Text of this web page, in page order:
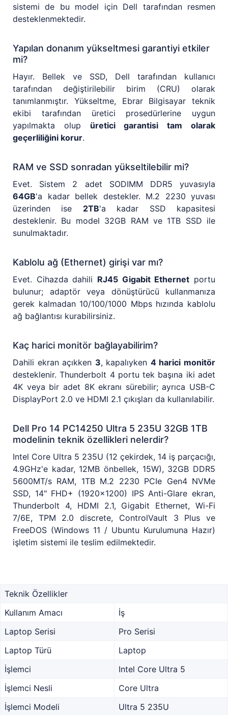
sistemi de bu model için Dell tarafından resmen
desteklenmektedir.
Yapılan donanım yükseltmesi garantiyi etkiler
mi?
Hayır. Bellek ve SSD, Dell tarafından kullanıcı
tarafından değiştirilebilir birim (CRU) olarak
tanımlanmıştır. Yükseltme, Ebrar Bilgisayar teknik
ekibi tarafından üretici prosedürlerine uygun
yapılmakta olup üretici garantisi tam olarak
geçerliliğini korur.
RAM ve SSD sonradan yükseltilebilir mi?
Evet. Sistem 2 adet SODIMM DDR5 yuvasıyla
64GB'a kadar bellek destekler. M.2 2230 yuvası
üzerinden ise 2TB'a kadar SSD kapasitesi
desteklenir. Bu model 32GB RAM ve 1TB SSD ile
sunulmaktadır.
Kablolu ağ (Ethernet) girişi var mı?
Evet. Cihazda dahili RJ45 Gigabit Ethernet portu
bulunur; adaptör veya dönüştürücü kullanmanıza
gerek kalmadan 10/100/1000 Mbps hızında kablolu
ağ bağlantısı kurabilirsiniz.
Kaç harici monitör bağlayabilirim?
Dahili ekran açıkken 3, kapalıyken 4 harici monitör
desteklenir. Thunderbolt 4 portu tek başına iki adet
4K veya bir adet 8K ekranı sürebilir; ayrıca USB-C
DisplayPort 2.0 ve HDMI 2.1 çıkışları da kullanılabilir.
Dell Pro 14 PC14250 Ultra 5 235U 32GB 1TB
modelinin teknik özellikleri nelerdir?
Intel Core Ultra 5 235U (12 çekirdek, 14 iş parçacığı,
4.9GHz'e kadar, 12MB önbellek, 15W), 32GB DDR5
5600MT/s RAM, 1TB M.2 2230 PCIe Gen4 NVMe
SSD, 14" FHD+ (1920x1200) IPS Anti-Glare ekran,
Thunderbolt 4, HDMI 2.1, Gigabit Ethernet, Wi-Fi
7/6E, TPM 2.0 discrete, ControlVault 3 Plus ve
FreeDOS (Windows 11 / Ubuntu Kurulumuna Hazır)
işletim sistemi ile teslim edilmektedir.
Teknik Özellikler
Kullanım Amacı
İş
Laptop Serisi
Pro Serisi
Laptop Türü
Laptop
İşlemci
Intel Core Ultra 5
İşlemci Nesli
Core Ultra
İşlemci Modeli
Ultra 5 235U